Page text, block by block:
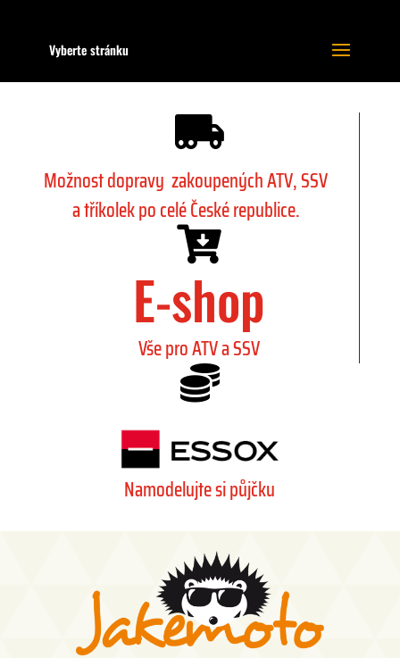
Vyberte stránku

Možnost dopravy zakoupených ATV, SSV
a tříkolek po celé České republice.

E-shop
Vše pro ATV a SSV

Namodelujte si půjčku